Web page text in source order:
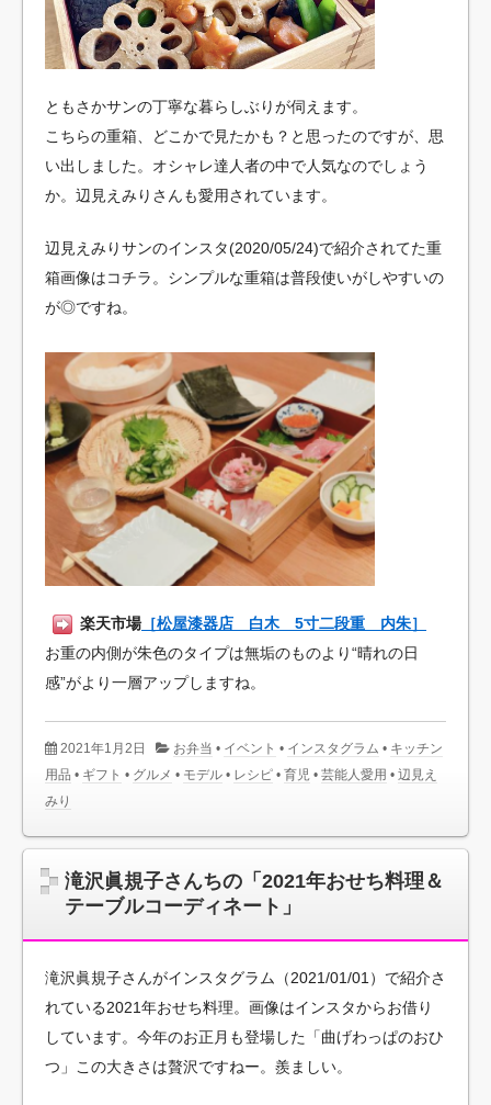
ともさかサンの丁寧な暮らしぶりが伺えます。
こちらの重箱、どこかで見たかも？と思ったのですが、思
い出しました。オシャレ達人者の中で人気なのでしょう
か。辺見えみりさんも愛用されています。
辺見えみりサンのインスタ(2020/05/24)で紹介されてた重
箱画像はコチラ。シンプルな重箱は普段使いがしやすいの
が◎ですね。
楽天市場［松屋漆器店 白木 5寸二段重 内朱］
お重の内側が朱色のタイプは無垢のものより“晴れの日
感”がより一層アップしますね。
2021年1月2日 お弁当 • イベント • インスタグラム • キッチン
用品 • ギフト • グルメ • モデル • レシピ • 育児 • 芸能人愛用 • 辺見え
みり
滝沢眞規子さんちの「2021年おせち料理＆
テーブルコーディネート」
滝沢眞規子さんがインスタグラム（2021/01/01）で紹介さ
れている2021年おせち料理。画像はインスタからお借り
しています。今年のお正月も登場した「曲げわっぱのおひ
つ」この大きさは贅沢ですねー。羨ましい。